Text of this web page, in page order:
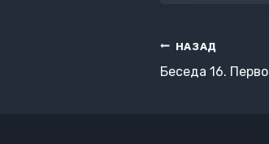
Навигация
по
НАЗАД
Беседа 16.